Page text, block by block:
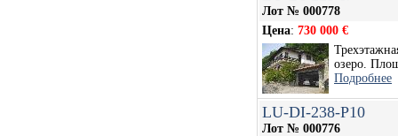
Лот № 000778
Цена: 730 000 €
озеро.
Подробнее
LU-DI-238-P10
Лот № 000776